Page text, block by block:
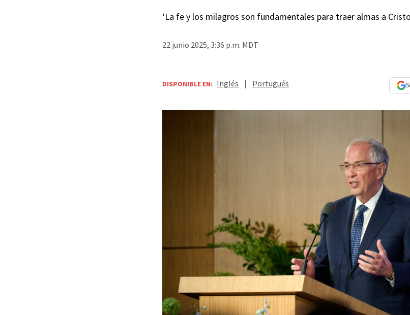
‘La fe y los milagros son fundamentales para traer almas a
22 junio 2025, 3:36 p.m. MDT
DISPONIBLE EN: Inglés | Portugués